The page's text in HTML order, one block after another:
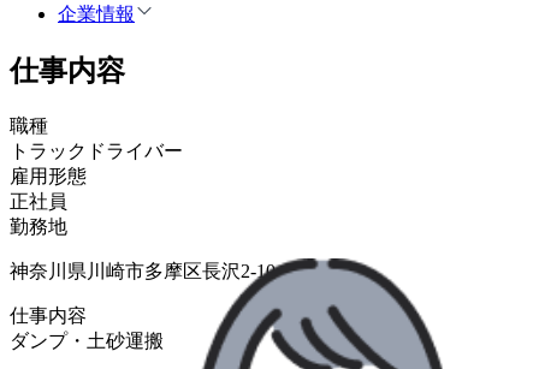
企業情報
仕事内容
職種
トラックドライバー
雇用形態
正社員
勤務地
神奈川県川崎市多摩区長沢2-10-16
仕事内容
ダンプ・土砂運搬